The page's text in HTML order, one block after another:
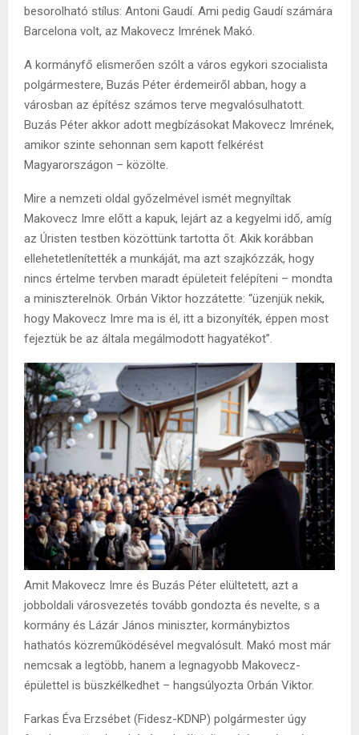
besorolható stílus: Antoni Gaudí. Ami pedig Gaudí számára
Barcelona volt, az Makovecz Imrének Makó.
A kormányfő elismerően szólt a város egykori szocialista
polgármestere, Buzás Péter érdemeiről abban, hogy a
városban az építész számos terve megvalósulhatott.
Buzás Péter akkor adott megbízásokat Makovecz Imrének,
amikor szinte sehonnan sem kapott felkérést
Magyarországon – közölte.
Mire a nemzeti oldal győzelmével ismét megnyíltak
Makovecz Imre előtt a kapuk, lejárt az a kegyelmi idő, amíg
az Úristen testben közöttünk tartotta őt. Akik korábban
ellehetetlenítették a munkáját, ma azt szajkózzák, hogy
nincs értelme tervben maradt épületeit felépíteni – mondta
a miniszterelnök. Orbán Viktor hozzátette: “üzenjük nekik,
hogy Makovecz Imre ma is él, itt a bizonyíték, éppen most
fejeztük be az általa megálmodott hagyatékot”.
Amit Makovecz Imre és Buzás Péter elültetett, azt a
jobboldali városvezetés tovább gondozta és nevelte, s a
kormány és Lázár János miniszter, kormánybiztos
hathatós közreműködésével megvalósult. Makó most már
nemcsak a legtöbb, hanem a legnagyobb Makovecz-
épülettel is büszkélkedhet – hangsúlyozta Orbán Viktor.
Farkas Éva Erzsébet (Fidesz-KDNP) polgármester úgy